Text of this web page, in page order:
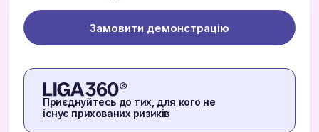
Замовити демонстрацію
Приєднуйтесь до тих, для кого не
існує прихованих ризиків